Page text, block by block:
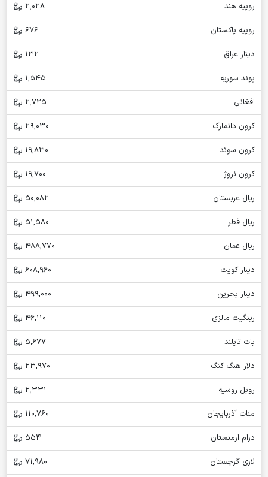
روپیه هند
2,028
روپیه پاکستان
676
دینار عراق
132
پوند سوریه
1,545
افغانی
2,725
کرون دانمارک
29,030
کرون سوئد
19,830
کرون نروژ
19,700
ریال عربستان
50,082
ریال قطر
51,580
ریال عمان
488,770
دینار کویت
608,960
دینار بحرین
499,000
رینگیت مالزی
46,110
بات تایلند
5,677
دلار هنگ کنگ
23,970
روبل روسیه
2,331
منات آذربایجان
110,760
درام ارمنستان
554
لاری گرجستان
71,980